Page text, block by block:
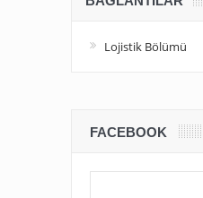
Lojistik Bölümü
FACEBOOK